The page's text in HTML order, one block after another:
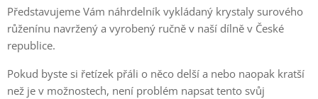
Představujeme Vám náhrdelník vykládaný krystaly surového
růženínu navržený a vyrobený ručně v naší dílně v České
republice.
Pokud byste si řetízek přáli o něco delší a nebo naopak kratší
než je v možnostech, není problém napsat tento svůj